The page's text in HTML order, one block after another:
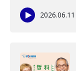
2026.06.11